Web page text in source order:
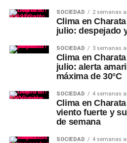
SOCIEDAD 2 semanas
Clima en
julio: despejado
SOCIEDAD 3 semanas
Clima en
julio: alerta
máxima de 30°C
SOCIEDAD 4 semanas
Clima en
viento fuerte y
de semana
SOCIEDAD 4 semanas